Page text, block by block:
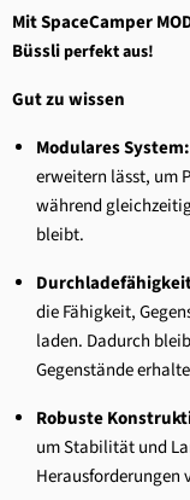
Mit SpaceCamper
Büssliperfekt aus!
Gut zu wissen
Modulares System:
erweitern lässt, um
während
bleibt.
die Fähigkeit,
laden. Dadurch
Gegenstände
Robuste
um Stabilität und
Herausforderungen